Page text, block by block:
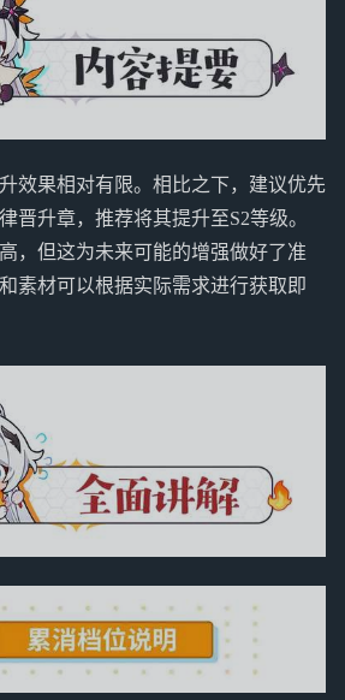
效果相对有限。相比之下，建议优先
晋升章，推荐将其提升至S2等级。
，但这为未来可能的增强做好了准
素材可以根据实际需求进行获取即